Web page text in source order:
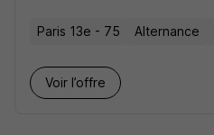
Paris 13e - 75 Alternance
Voir l’offre